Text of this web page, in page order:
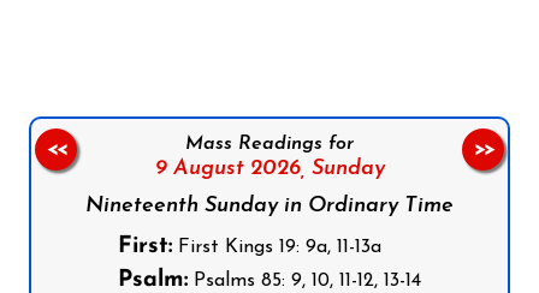
Mass Readings for
9 August 2026, Sunday
Nineteenth Sunday in Ordinary Time
First: First Kings 19: 9a, 11-13a
Psalm: Psalms 85: 9, 10, 11-12, 13-14
<< >>